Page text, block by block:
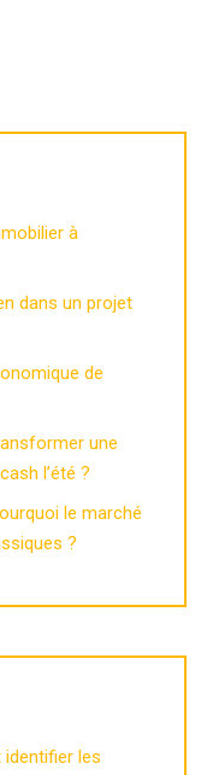
à
dans un projet
de
une
l’été ?
le marché
?
identifier les